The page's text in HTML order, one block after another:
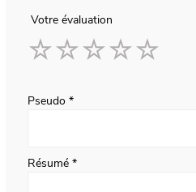
Votre évaluation
Pseudo
Résumé